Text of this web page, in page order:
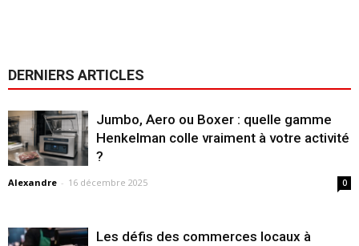
DERNIERS ARTICLES
Jumbo, Aero ou Boxer : quelle gamme
Henkelman colle vraiment à votre activité
?
Alexandre - 16 décembre 2025 0
Les défis des commerces locaux à